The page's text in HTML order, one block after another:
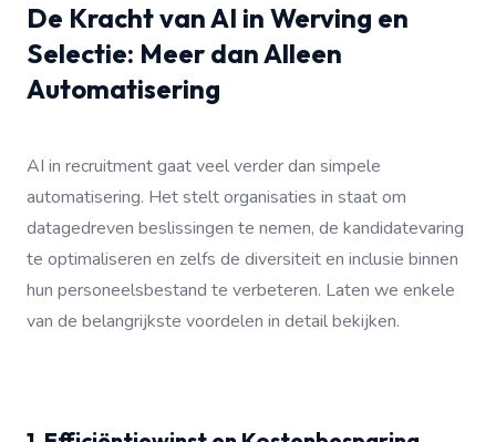
De Kracht van AI in Werving en
Selectie: Meer dan Alleen
Automatisering
AI in recruitment gaat veel verder dan simpele
automatisering. Het stelt organisaties in staat om
datagedreven beslissingen te nemen, de kandidatevaring
te optimaliseren en zelfs de diversiteit en inclusie binnen
hun personeelsbestand te verbeteren. Laten we enkele
van de belangrijkste voordelen in detail bekijken.